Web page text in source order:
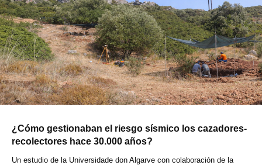
¿Cómo gestionaban el riesgo sísmico los cazadores-
recolectores hace 30.000 años?
Un estudio de la Universidade don Algarve con colaboración de la